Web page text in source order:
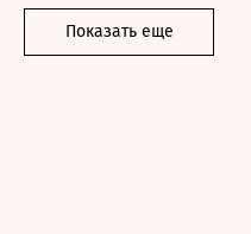
Показать еще